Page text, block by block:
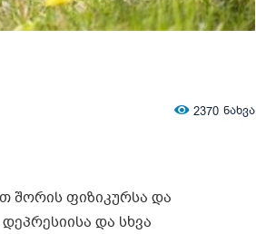
2370 ნახვა
შორის ფიზიკურსა და
და სხვა